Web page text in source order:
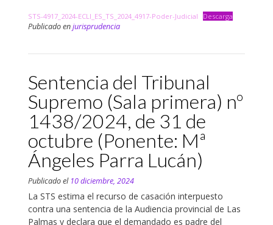
STS-4917_2024-ECLI_ES_TS_2024_4917-Poder-Judicial Descarga
Publicado enjurisprudencia
Sentencia del Tribunal
Supremo (Sala primera) nº
1438/2024, de 31 de
octubre (Ponente: Mª
Ángeles Parra Lucán)
Publicado el 10 diciembre, 2024
La STS estima el recurso de casación interpuesto
contra una sentencia de la Audiencia provincial de Las
Palmas y declara que el demandado es padre del